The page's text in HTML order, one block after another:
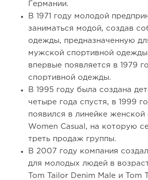
Германии.
В 1971 году молодой
заниматься модой, создав
одежды, предназначенную
мужской спортивной
впервые появляется в 1979
спортивной одежды.
В 1995 году была создана
четыре года спустя, в 1999
появился в линейке
Women Casual, на которую
треть продаж группы.
В 2007 году компания
для молодых людей в
Tom Tailor Denim Male и Tom